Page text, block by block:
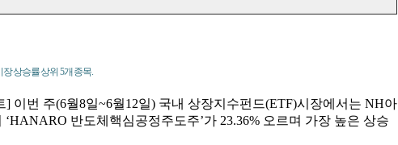
상승률 상위 5개 종목.
] 이번 주(6월8일~6월12일) 국내 상장지수펀드(ETF)시장에서는 NH아
‘HANARO 반도체핵심공정주도주’가 23.36% 오르며 가장 높은 상승